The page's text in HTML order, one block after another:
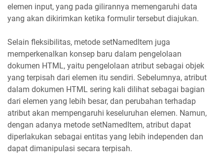
elemen input, yang pada gilirannya memengaruhi data
yang akan dikirimkan ketika formulir tersebut diajukan.
Selain fleksibilitas, metode setNamedItem juga
memperkenalkan konsep baru dalam pengelolaan
dokumen HTML, yaitu pengelolaan atribut sebagai objek
yang terpisah dari elemen itu sendiri. Sebelumnya, atribut
dalam dokumen HTML sering kali dilihat sebagai bagian
dari elemen yang lebih besar, dan perubahan terhadap
atribut akan mempengaruhi keseluruhan elemen. Namun,
dengan adanya metode setNamedItem, atribut dapat
diperlakukan sebagai entitas yang lebih independen dan
dapat dimanipulasi secara terpisah.